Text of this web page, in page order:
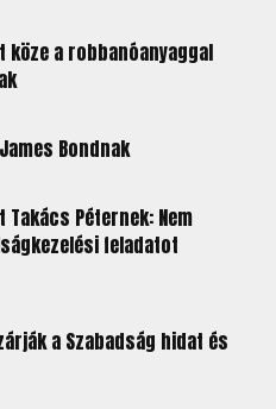
a robbanóanyaggal
Bondnak
Péternek: Nem
feladatot
a Szabadság hidat és